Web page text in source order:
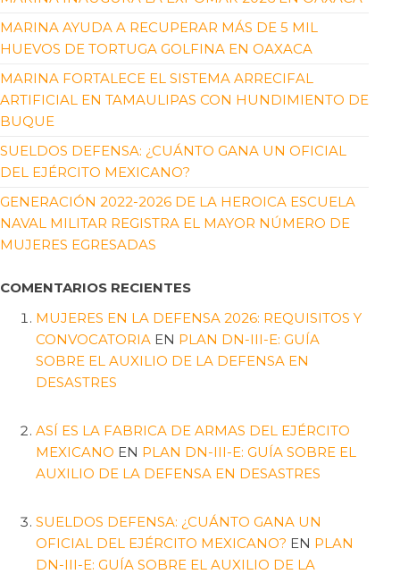
MARINA AYUDA A RECUPERAR MÁS DE 5 MIL
HUEVOS DE TORTUGA GOLFINA EN OAXACA
MARINA FORTALECE EL SISTEMA ARRECIFAL
ARTIFICIAL EN TAMAULIPAS CON HUNDIMIENTO DE
BUQUE
SUELDOS DEFENSA: ¿CUÁNTO GANA UN OFICIAL
DEL EJÉRCITO MEXICANO?
GENERACIÓN 2022-2026 DE LA HEROICA ESCUELA
NAVAL MILITAR REGISTRA EL MAYOR NÚMERO DE
MUJERES EGRESADAS
COMENTARIOS RECIENTES
MUJERES EN LA DEFENSA 2026: REQUISITOS Y
CONVOCATORIA EN PLAN DN-III-E: GUÍA
SOBRE EL AUXILIO DE LA DEFENSA EN
DESASTRES
ASÍ ES LA FABRICA DE ARMAS DEL EJÉRCITO
MEXICANO EN PLAN DN-III-E: GUÍA SOBRE EL
AUXILIO DE LA DEFENSA EN DESASTRES
SUELDOS DEFENSA: ¿CUÁNTO GANA UN
OFICIAL DEL EJÉRCITO MEXICANO? EN PLAN
DN-III-E: GUÍA SOBRE EL AUXILIO DE LA